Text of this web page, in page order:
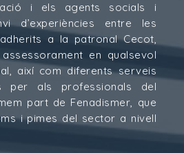
i els agents socials i
d’experiències entre les
a la patronal Cecot,
en qualsevol
així com diferents serveis
per als professionals del
part de Fenadismer, que
i pimes del sector a nivell